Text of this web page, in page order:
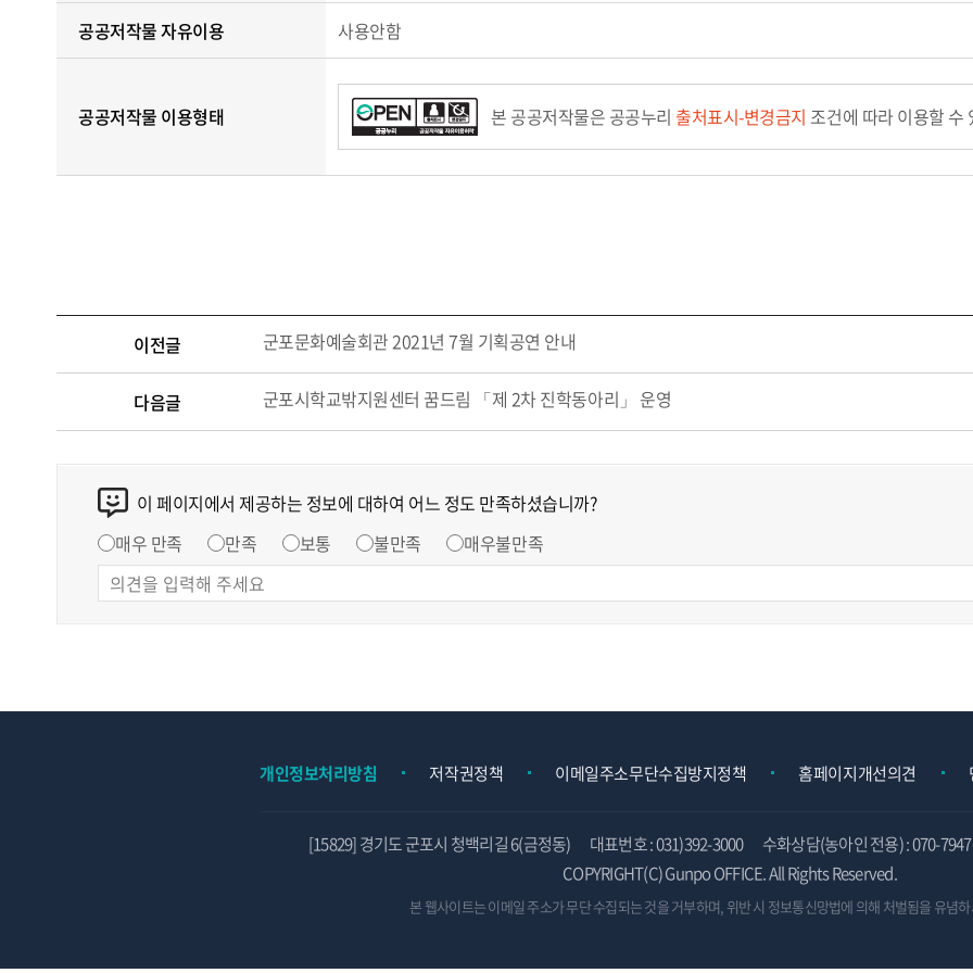
공공저작물 자유이용 사용안함
공공저작물 이용형태 본 공공저작물은 공공누리 출처표시-변경금지 조건에 따라 이용할 수
이전글 군포문화예술회관 2021년 7월 기획공연 안내
다음글 군포시학교밖지원센터 꿈드림 「제 2차 진학동아리」 운영
이 페이지에서 제공하는 정보에 대하여 어느 정도 만족하셨습니까?
매우 만족
만족 보통 불만족 매우불만족
개인정보처리방침 저작권정책 이메일주소무단수집방지정책 홈페이지개선의견
[15829] 경기도 군포시 청백리길 6(금정동) 대표번호 : 031)392-3000 수화상담(농아인 전용) : 070-
COPYRIGHT(C) Gunpo OFFICE. All Rights Reserved.
본 웹사이트는 이메일 주소가 무단 수집되는 것을 거부하며, 위반 시 정보통신망법에 의해 처벌됨을 유념